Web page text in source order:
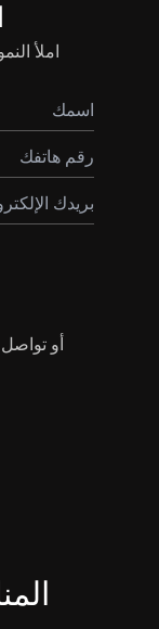
املأ
أو تواصل